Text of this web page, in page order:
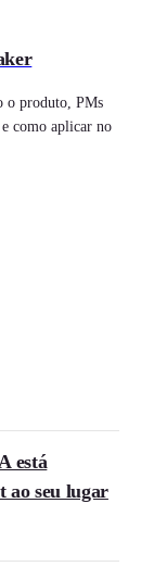
o produto, PMs
como aplicar no
está
ao seu lugar